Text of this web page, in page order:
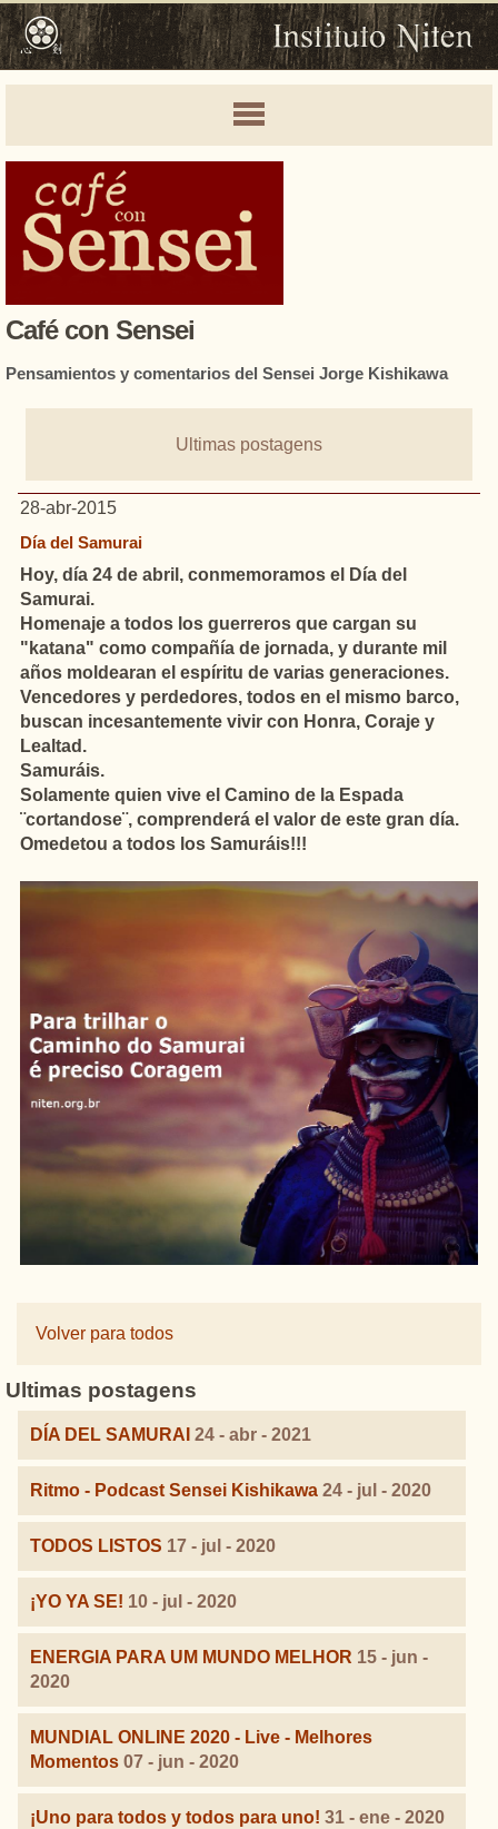
Café con Sensei
Pensamientos y comentarios del Sensei Jorge Kishikawa
Ultimas postagens
28-abr-2015
Día del Samurai
Hoy, día 24 de abril, conmemoramos el Día del
Samurai.
Homenaje a todos los guerreros que cargan su
"katana" como compañía de jornada, y durante mil
años moldearan el espíritu de varias generaciones.
Vencedores y perdedores, todos en el mismo barco,
buscan incesantemente vivir con Honra, Coraje y
Lealtad.
Samuráis.
Solamente quien vive el Camino de la Espada
¨cortandose¨, comprenderá el valor de este gran día.
Omedetou a todos los Samuráis!!!
Volver para todos
Ultimas postagens
DÍA DEL SAMURAI 24 - abr - 2021
Ritmo - Podcast Sensei Kishikawa 24 - jul - 2020
TODOS LISTOS 17 - jul - 2020
¡YO YA SE! 10 - jul - 2020
ENERGIA PARA UM MUNDO MELHOR 15 - jun -
2020
MUNDIAL ONLINE 2020 - Live - Melhores
Momentos 07 - jun - 2020
¡Uno para todos y todos para uno! 31 - ene - 2020